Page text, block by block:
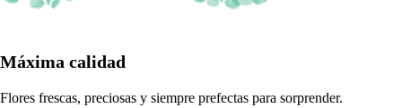
Máxima calidad
Flores frescas, preciosas y siempre prefectas para sorprender.